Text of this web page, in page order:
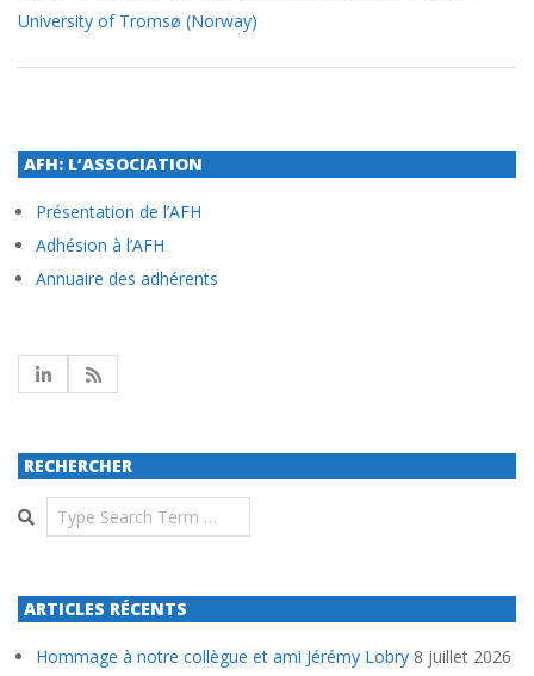
University of Tromsø (Norway)
AFH: L’ASSOCIATION
Présentation de l’AFH
Adhésion à l’AFH
Annuaire des adhérents
RECHERCHER
Search
ARTICLES RÉCENTS
Hommage à notre collègue et ami Jérémy Lobry 8 juillet 2026